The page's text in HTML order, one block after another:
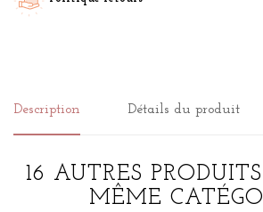
Description Détails du produit
16 AUTRES
MÊME